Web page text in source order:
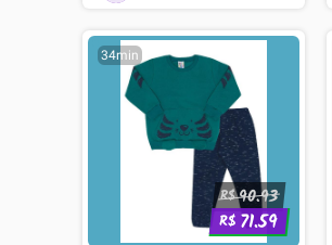
34min
R$90.93
R$ 71.59